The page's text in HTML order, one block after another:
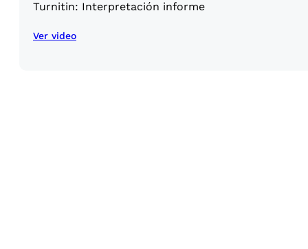
Turnitin: Interpretación informe
Ver video